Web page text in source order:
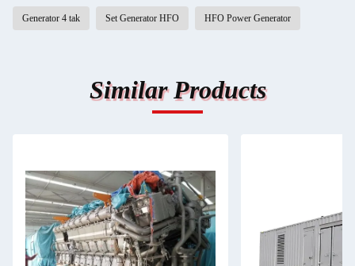
Generator 4 tak Set Generator HFO HFO Power Generator
Similar Products